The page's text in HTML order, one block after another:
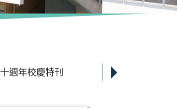
十週年校慶特刊 學生文集